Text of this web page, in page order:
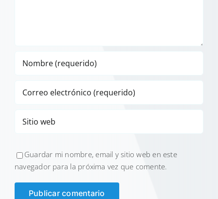
Guardar mi nombre, email y sitio web en este
navegador para la próxima vez que comente.